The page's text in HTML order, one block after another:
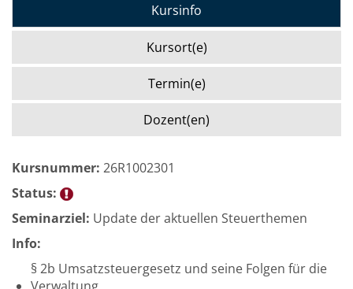
Kursinfo
Kursort(e)
Termin(e)
Dozent(en)
Kursnummer: 26R1002301
Status:
Seminarziel: Update der aktuellen Steuerthemen
Info:
§ 2b Umsatzsteuergesetz und seine Folgen für die